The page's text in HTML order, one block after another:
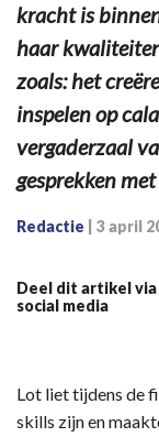
kracht is
haar
zoals: het
inspelen op
vergaderzaal
gesprekken
Redactie 3 april
Deel dit artikel via
social media
Lot liet tijdens de
skills zijn en